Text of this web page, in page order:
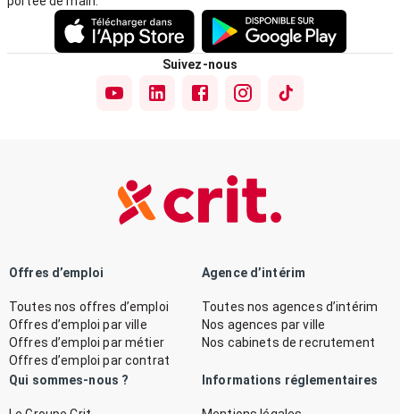
Suivez-nous
Offres d’emploi
Toutes nos offres d’emploi
Offres d’emploi par ville
Offres d’emploi par métier
Offres d’emploi par contrat
Agence d’intérim
Toutes nos agences d’intérim
Nos agences par ville
Nos cabinets de recrutement
Qui sommes-nous ? Informations réglementaires